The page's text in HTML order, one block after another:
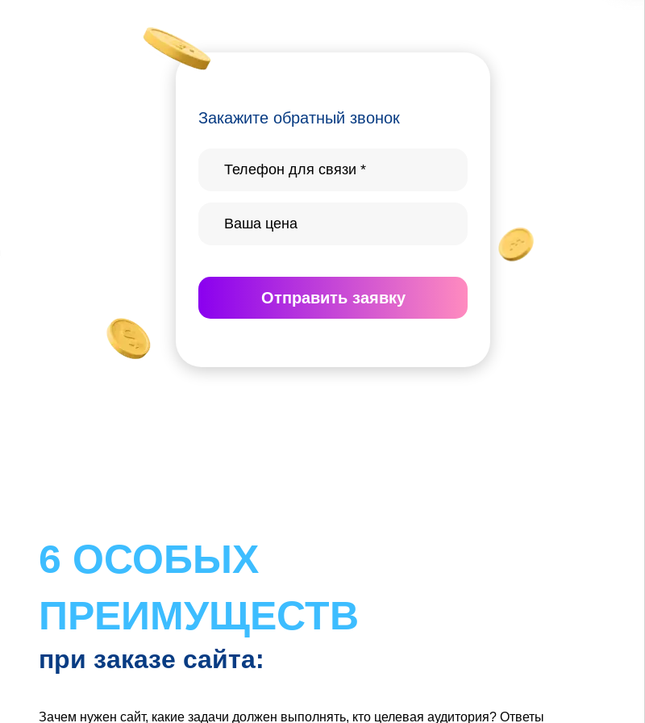
Закажите обратный звонок
Отправить заявку
6 ОСОБЫХ
ПРЕИМУЩЕСТВ
при заказе сайта:
Зачем нужен сайт, какие задачи должен выполнять, кто целевая аудитория? Ответы